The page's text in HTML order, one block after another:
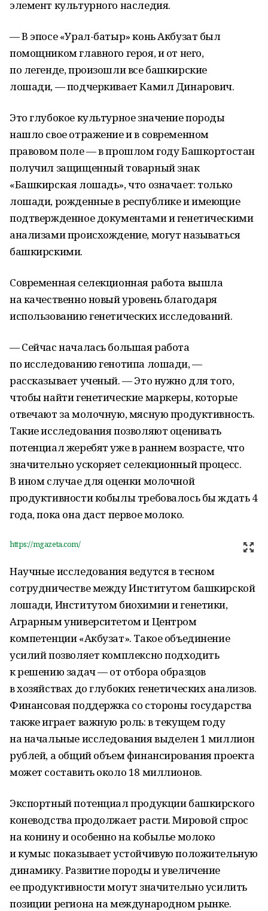
элемент культурного наследия.
— В эпосе «Урал-батыр» конь Акбузат был
помощником главного героя, и от него,
по легенде, произошли все башкирские
лошади, — подчеркивает Камил Динарович.
Это глубокое культурное значение породы
нашло свое отражение и в современном
правовом поле — в прошлом году Башкортостан
получил защищенный товарный знак
«Башкирская лошадь», что означает: только
лошади, рожденные в республике и имеющие
подтвержденное документами и генетическими
анализами происхождение, могут называться
башкирскими.
Современная селекционная работа вышла
на качественно новый уровень благодаря
использованию генетических исследований.
— Сейчас началась большая работа
по исследованию генотипа лошади, —
рассказывает ученый. — Это нужно для того,
чтобы найти генетические маркеры, которые
отвечают за молочную, мясную продуктивность.
Такие исследования позволяют оценивать
потенциал жеребят уже в раннем возрасте, что
значительно ускоряет селекционный процесс.
В ином случае для оценки молочной
продуктивности кобылы требовалось бы ждать 4
года, пока она даст первое молоко.
https://mgazeta.com/
Научные исследования ведутся в тесном
сотрудничестве между Институтом башкирской
лошади, Институтом биохимии и генетики,
Аграрным университетом и Центром
компетенции «Акбузат». Такое объединение
усилий позволяет комплексно подходить
к решению задач — от отбора образцов
в хозяйствах до глубоких генетических анализов.
Финансовая поддержка со стороны государства
также играет важную роль: в текущем году
на начальные исследования выделен 1 миллион
рублей, а общий объем финансирования проекта
может составить около 18 миллионов.
Экспортный потенциал продукции башкирского
коневодства продолжает расти. Мировой спрос
на конину и особенно на кобылье молоко
и кумыс показывает устойчивую положительную
динамику. Развитие породы и увеличение
ее продуктивности могут значительно усилить
позиции региона на международном рынке.